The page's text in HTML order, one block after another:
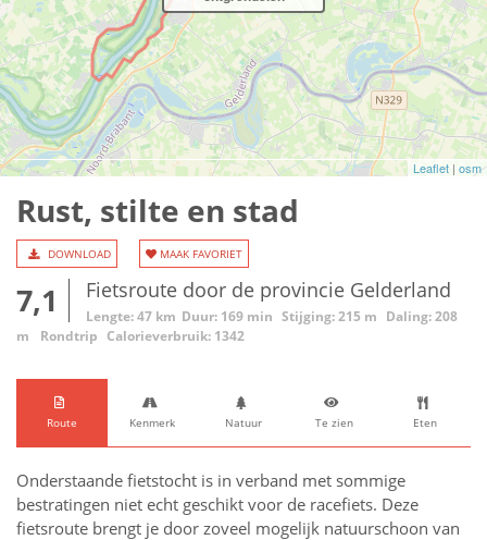
Leaflet | osm
Rust, stilte en stad
DOWNLOAD MAAK FAVORIET
7,1 Fietsroute door de provincie Gelderland
Lengte: 47 km Duur: 169 min Stijging: 215 m Daling: 208
m
Rondtrip Calorieverbruik: 1342
Route Kenmerk Natuur Te zien Eten
Onderstaande fietstocht is in verband met sommige
bestratingen niet echt geschikt voor de racefiets. Deze
fietsroute brengt je door zoveel mogelijk natuurschoon van